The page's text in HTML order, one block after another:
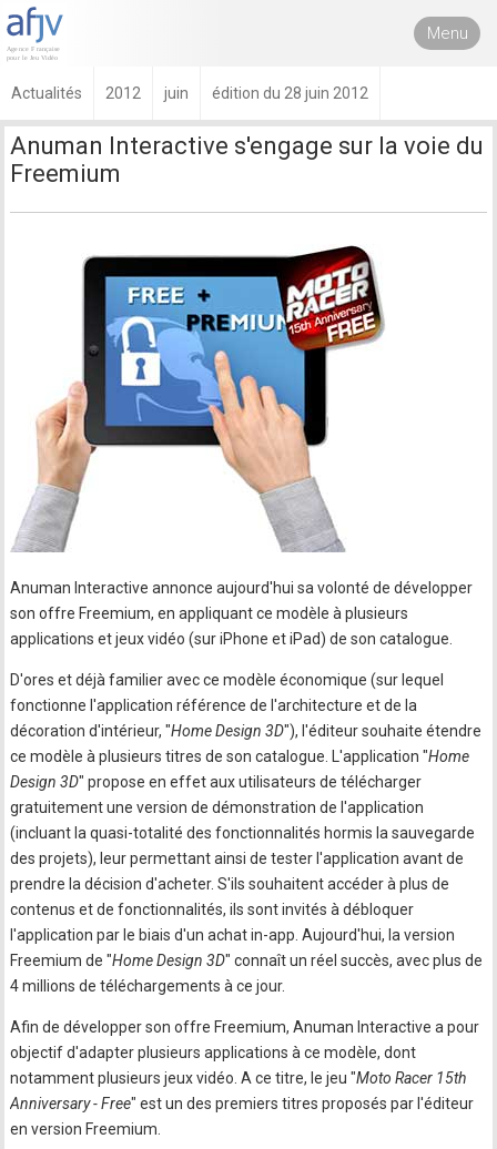
Menu
Actualités 2012 juin édition du 28 juin 2012
Anuman Interactive s'engage sur la voie du
Freemium
Anuman Interactive annonce aujourd'hui sa volonté de développer
son offre Freemium, en appliquant ce modèle à plusieurs
applications et jeux vidéo (sur iPhone et iPad) de son catalogue.
D'ores et déjà familier avec ce modèle économique (sur lequel
fonctionne l'application référence de l'architecture et de la
décoration d'intérieur, "Home Design 3D"), l'éditeur souhaite étendre
ce modèle à plusieurs titres de son catalogue. L'application "Home
Design 3D" propose en effet aux utilisateurs de télécharger
gratuitement une version de démonstration de l'application
(incluant la quasi-totalité des fonctionnalités hormis la sauvegarde
des projets), leur permettant ainsi de tester l'application avant de
prendre la décision d'acheter. S'ils souhaitent accéder à plus de
contenus et de fonctionnalités, ils sont invités à débloquer
l'application par le biais d'un achat in-app. Aujourd'hui, la version
Freemium de "Home Design 3D" connaît un réel succès, avec plus de
4 millions de téléchargements à ce jour.
Afin de développer son offre Freemium, Anuman Interactive a pour
objectif d'adapter plusieurs applications à ce modèle, dont
notamment plusieurs jeux vidéo. A ce titre, le jeu "Moto Racer 15th
Anniversary - Free" est un des premiers titres proposés par l'éditeur
en version Freemium.